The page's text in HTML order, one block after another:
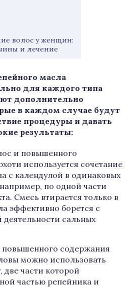
волос у женщин:
и лечение
масла
для каждого типа
дополнительно
в каждом случае будут
процедуры и давать
результаты:
и повышенного
используется сочетание
с календулой в одинаковых
по одной части
Смесь втирается только в
эффективно борется с
сальных
повышенного содержания
можно использовать
две части которой
частью репейника и